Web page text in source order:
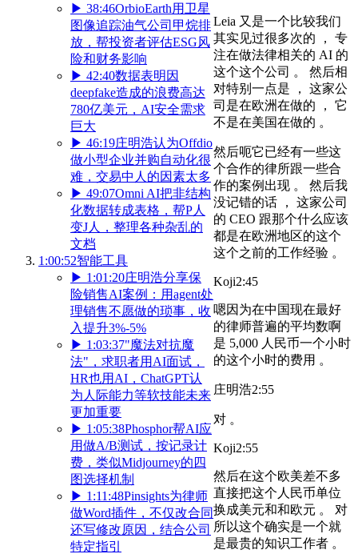
▶ 38:46OrbioEarth用卫星
图像追踪油气公司甲烷排
放，帮投资者评估ESG风
险和财务影响
▶ 42:40数据表明因
deepfake造成的浪费高达
780亿美元，AI安全需求
巨大
▶ 46:19庄明浩认为Offdio
做小型企业并购自动化很
难，交易中人的因素太多
▶ 49:07Omni AI把非结构
化数据转成表格，帮P人
变J人，整理各种杂乱的
文档
1:00:52智能工具
▶ 1:01:20庄明浩分享保
险销售AI案例：用agent处
理销售不愿做的琐事，收
入提升3%-5%
▶ 1:03:37"魔法对抗魔
法"，求职者用AI面试，
HR也用AI，ChatGPT认
为人际能力等软技能未来
更加重要
▶ 1:05:38Phosphor帮AI应
用做A/B测试，按记录计
费，类似Midjourney的四
图选择机制
▶ 1:11:48Pinsights为律师
做Word插件，不仅改合同
还写修改原因，结合公司
特定指引
Leia 又是一个比较我们
其实见过很多次的 ， 专
注在做法律相关的 AI 的
这个这个公司 。 然后相
对特别一点是 ， 这家公
司是在欧洲在做的 ， 它
不是在美国在做的 。
然后呃它已经有一些这
个合作的律所跟一些合
作的案例出现 。 然后我
没记错的话 ， 这家公司
的 CEO 跟那个什么应该
都是在欧洲地区的这个
这个之前的工作经验 。
Koji2:45
嗯因为在中国现在最好
的律师普遍的平均数啊
是 5,000 人民币一个小时
的这个小时的费用 。
庄明浩2:55
对 。
Koji2:55
然后在这个欧美差不多
直接把这个人民币单位
换成美元和和欧元 。 对
所以这个确实是一个就
是最贵的知识工作者 。